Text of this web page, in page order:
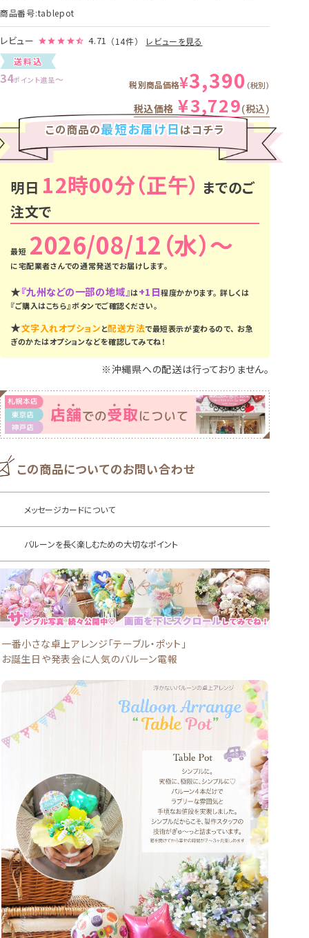
商品番号 tablepot
レビュー 4.71 （14件）
レビューを見る
送料込
34ポイント進呈〜 税別商品価格¥3,390 税別
税込価格 ¥3,729 税込
この商品の最短お届け日はコチラ
明日 12時00分
までのご
注文で
2026/08/12（水）
に宅配業者さんでの通常発送でお届けします。
★『九州などの一部の地域』は+1日程度かかります。 詳しくは
『ご購入はこちら』ボタンでご確認ください。
★文字入れオプションと配送方法で最短表示が変わるので、 お急
ぎのかたはオプションなどを確認してみてね！
※沖縄県への配送は行っておりません。
この商品についてのお問い合わせ
メッセージカードについて
バルーンを長く楽しむための大切なポイント
一番小さな卓上アレンジ「テーブル・ポット」
お誕生日や発表会に人気のバルーン電報